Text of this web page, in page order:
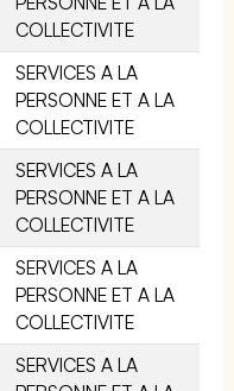
COLLECTIVITE
SERVICES A LA
PERSONNE ET A LA
COLLECTIVITE
SERVICES A LA
PERSONNE ET A LA
COLLECTIVITE
SERVICES A LA
PERSONNE ET A LA
COLLECTIVITE
SERVICES A LA